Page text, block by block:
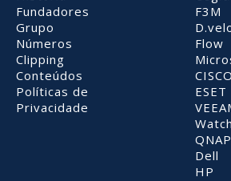
Fundadores
Grupo
Números
Clipping
Conteúdos
Políticas de
Privacidade
F3M
Flow
CISCO
ESET
QNAP
Dell
HP